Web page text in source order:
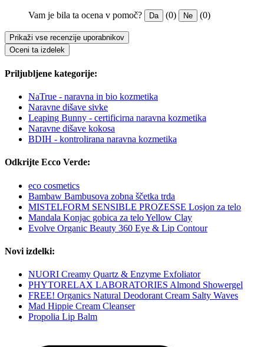
Vam je bila ta ocena v pomoč? Da (0) Ne (0)
Prikaži vse recenzije uporabnikov
Oceni ta izdelek
Priljubljene kategorije:
NaTrue - naravna in bio kozmetika
Naravne dišave sivke
Leaping Bunny - certificirna naravna kozmetika
Naravne dišave kokosa
BDIH - kontrolirana naravna kozmetika
Odkrijte Ecco Verde:
eco cosmetics
Bambaw Bambusova zobna ščetka trda
MISTELFORM SENSIBLE PROZESSE Losjon za telo
Mandala Konjac gobica za telo Yellow Clay
Evolve Organic Beauty 360 Eye & Lip Contour
Novi izdelki:
NUORI Creamy Quartz & Enzyme Exfoliator
PHYTORELAX LABORATORIES Almond Showergel
FREE! Organics Natural Deodorant Cream Salty Waves
Mad Hippie Cream Cleanser
Propolia Lip Balm